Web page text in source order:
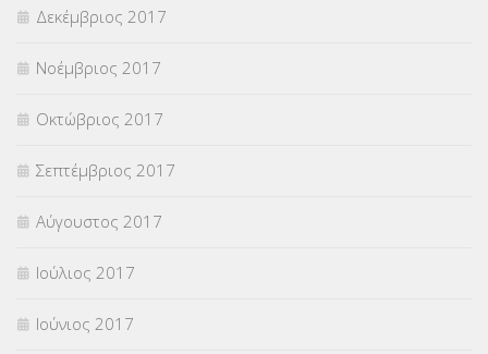
Δεκέμβριος 2017
Νοέμβριος 2017
Οκτώβριος 2017
Σεπτέμβριος 2017
Αύγουστος 2017
Ιούλιος 2017
Ιούνιος 2017